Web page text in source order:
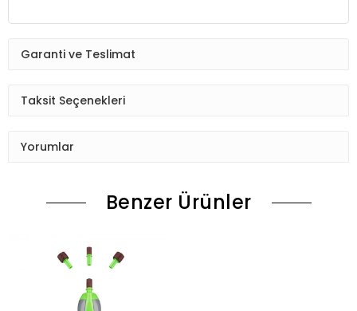
Garanti ve Teslimat
Taksit Seçenekleri
Yorumlar
Benzer Ürünler